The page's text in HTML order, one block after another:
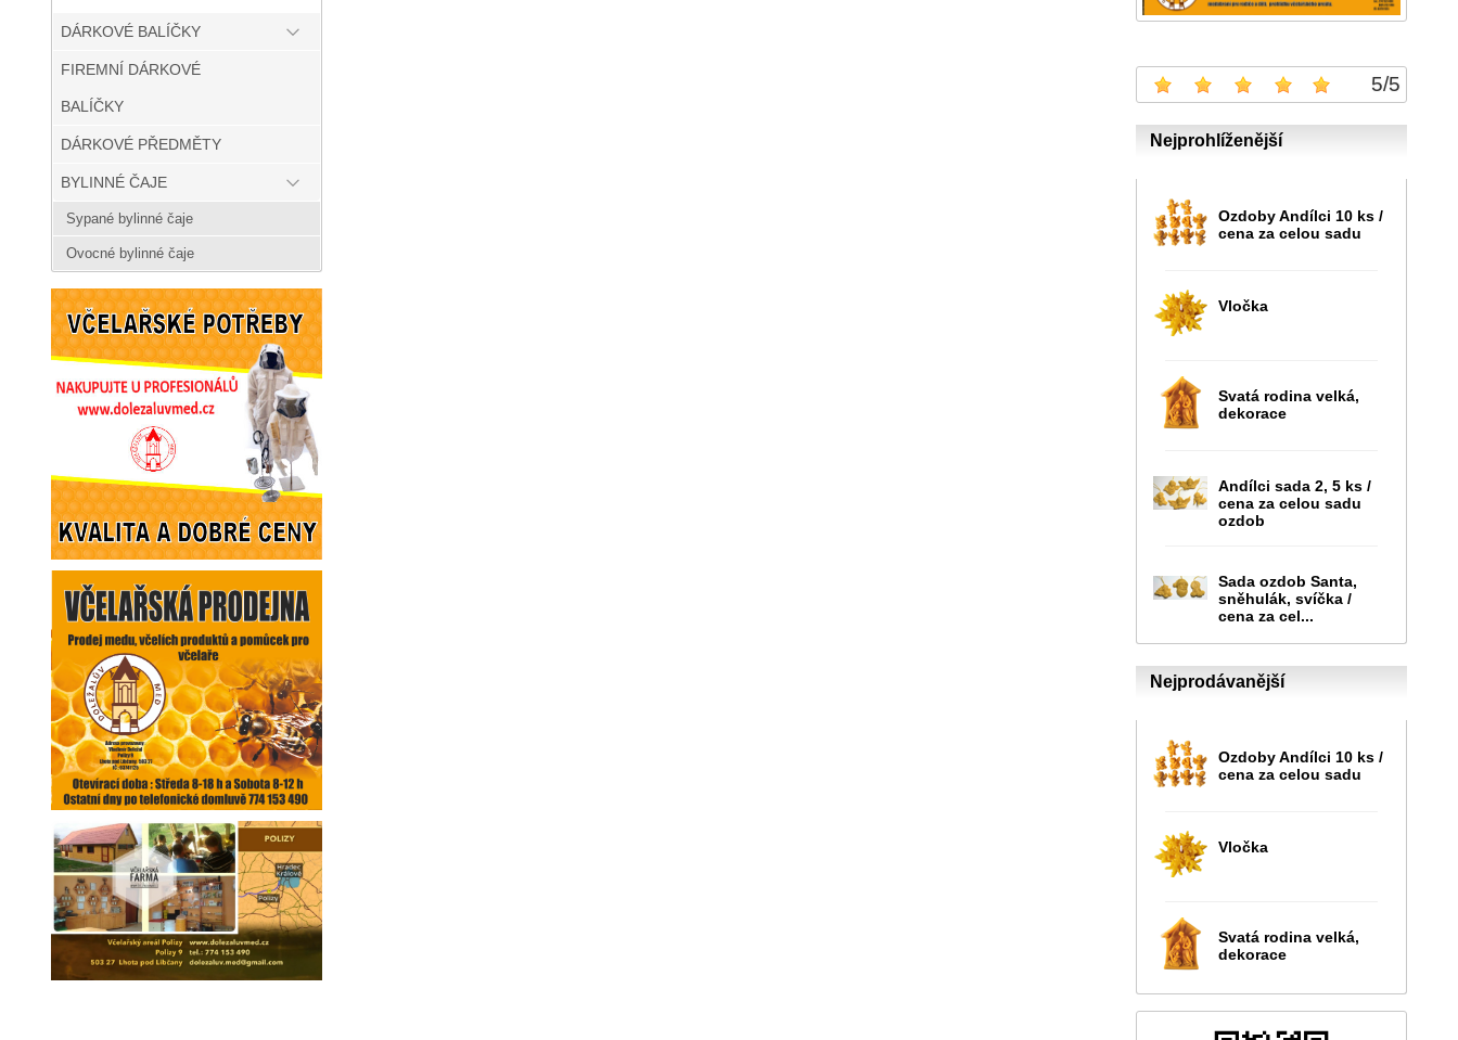
DÁRKOVÉ BALÍČKY
FIREMNÍ DÁRKOVÉ
BALÍČKY
DÁRKOVÉ PŘEDMĚTY
BYLINNÉ ČAJE
Sypané bylinné čaje
Ovocné bylinné čaje
5/5
Nejprohlíženější
Ozdoby Andílci 10 ks /
cena za celou sadu
Vločka
Svatá rodina velká,
dekorace
Andílci sada 2, 5 ks /
cena za celou sadu
ozdob
Sada ozdob Santa,
sněhulák, svíčka /
cena za cel...
Nejprodávanější
Ozdoby Andílci 10 ks /
cena za celou sadu
Vločka
Svatá rodina velká,
dekorace